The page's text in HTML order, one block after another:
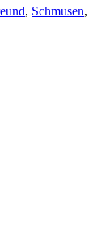
, Schmusen,